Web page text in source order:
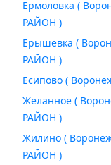
Ермоловка (
РАЙОН )
Ерышевка (
РАЙОН )
Есипово (
Желанное (
РАЙОН )
Жилино (
РАЙОН )